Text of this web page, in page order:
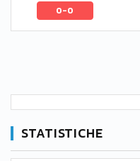
0-0
STATISTICHE